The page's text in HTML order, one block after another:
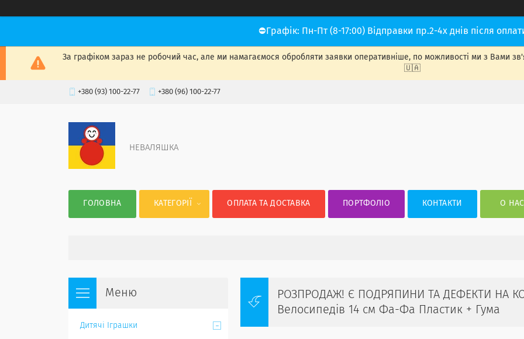
⛔Графік: Пн-Пт (8-17:00) Відправки пр.2-4х днів після
За графіком зараз не робочий час, але ми намагаємося обробляти заявки оперативніше, по можливості ми з Вами
🇺🇦
+380 (93) 100-22-77 +380 (96) 100-22-77
НЕВАЛЯШКА
ГОЛОВНА КАТЕГОРІЇ ОПЛАТА ТА ДОСТАВКА ПОРТФОЛІО КОНТАКТИ О НАС
РОЗПРОДАЖ! Є ПОДРЯПИНИ ТА ДЕФЕКТИ НА
Велосипедів 14 см Фа-Фа Пластик + Гума
Дитячі Іграшки